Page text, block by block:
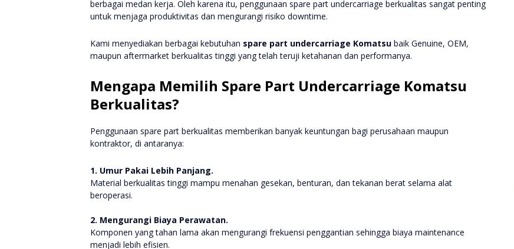
berbagai medan kerja. Oleh karena itu, penggunaan spare part undercarriage berkualitas sangat penting
untuk menjaga produktivitas dan mengurangi risiko downtime.
Kami menyediakan berbagai kebutuhan spare part undercarriage Komatsu baik Genuine, OEM,
maupun aftermarket berkualitas tinggi yang telah teruji ketahanan dan performanya.
Mengapa Memilih Spare Part Undercarriage Komatsu
Berkualitas?
Penggunaan spare part berkualitas memberikan banyak keuntungan bagi perusahaan maupun
kontraktor, di antaranya:
1. Umur Pakai Lebih Panjang.
Material berkualitas tinggi mampu menahan gesekan, benturan, dan tekanan berat selama alat
beroperasi.
2. Mengurangi Biaya Perawatan.
Komponen yang tahan lama akan mengurangi frekuensi penggantian sehingga biaya maintenance
menjadi lebih efisien.